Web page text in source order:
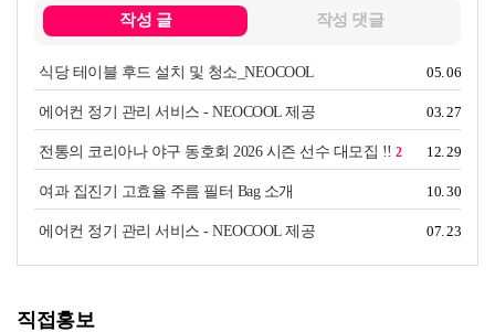
작성 글 작성 댓글
식당 테이블 후드 설치 및 청소_NEOCOOL 05. 06
에어컨 정기 관리 서비스 - NEOCOOL 제공 03. 27
전통의 코리아나 야구 동호회 2026 시즌 선수 대모집 !! 2 12. 29
여과 집진기 고효율 주름 필터 Bag 소개 10. 30
에어컨 정기 관리 서비스 - NEOCOOL 제공 07. 23
직접홍보